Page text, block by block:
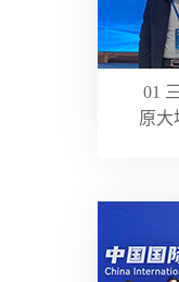
01
原大